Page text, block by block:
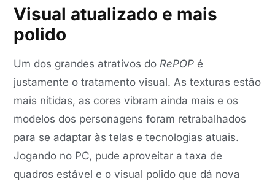
Visual atualizado e mais
polido
Um dos grandes atrativos do RePOP é
justamente o tratamento visual. As texturas estão
mais nítidas, as cores vibram ainda mais e os
modelos dos personagens foram retrabalhados
para se adaptar às telas e tecnologias atuais.
Jogando no PC, pude aproveitar a taxa de
quadros estável e o visual polido que dá nova